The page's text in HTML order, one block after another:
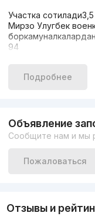
Участка
Мирзо Улугбек
94
Подробнее
Объявление
Сообщите нам и мы
Пожаловаться
Отзывы и